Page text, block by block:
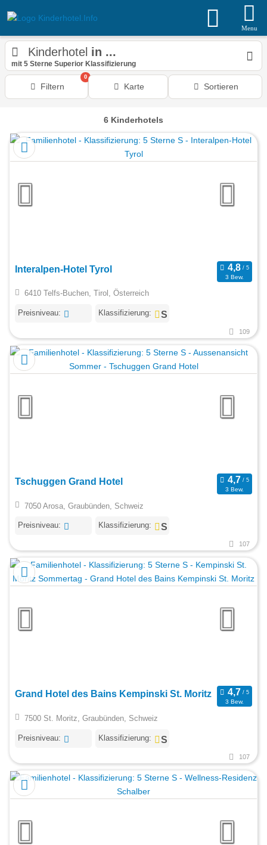
Menu
Kinderhotel in ...
mit 5 Sterne Superior Klassifizierung
Filtern
0
Karte Sortieren
6 Kinderhotels
Interalpen-Hotel Tyrol
3 Bew.
6410 Telfs-Buchen, Tirol, Österreich
Preisniveau: Klassifizierung:
109
Tschuggen Grand Hotel
3 Bew.
7050 Arosa, Graubünden, Schweiz
Preisniveau: Klassifizierung:
107
Grand Hotel des Bains Kempinski St. Moritz
3 Bew.
7500 St. Moritz, Graubünden, Schweiz
Preisniveau: Klassifizierung:
107